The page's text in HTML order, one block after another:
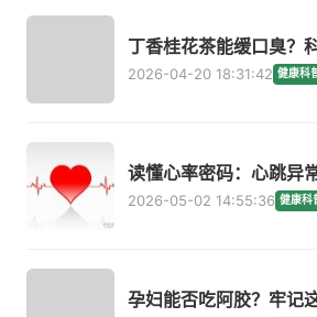
丁香桂花茶能缓口臭？
2026-04-20 18:31:42 健康科
读懂心率密码：心跳异
2026-05-02 14:55:36 健康科
孕妇能否吃阿胶？牢记